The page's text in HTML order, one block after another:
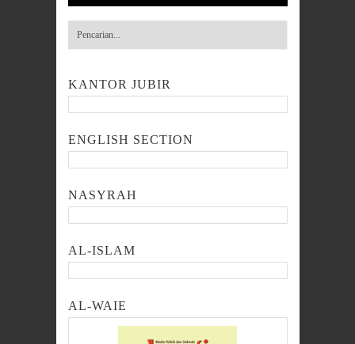
KANTOR JUBIR
ENGLISH SECTION
NASYRAH
AL-ISLAM
AL-WAIE